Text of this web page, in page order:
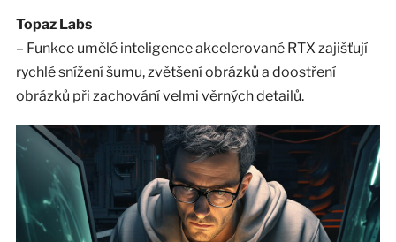
Topaz Labs
– Funkce umělé inteligence akcelerované RTX zajišťují
rychlé snížení šumu, zvětšení obrázků a doostření
obrázků při zachování velmi věrných detailů.